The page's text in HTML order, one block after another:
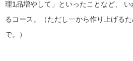
理1品増やして」といったことなど、
るコース。（ただし一から作り上げる
で。）